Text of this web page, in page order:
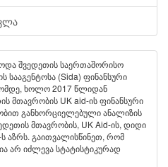
შვედეთის საერთაშორისო
სააგენტოსა (Sida) ფინანსური
ხოლო 2017 წლიდან
მთავრობის UK aid-ის ფინანსური
განხორციელებული ანალიზის
მთავრობის, UK Aid-ის, დიდი
აზრს. გაითვალისწინეთ, რომ
არ იძლევა სტატისტიკურად